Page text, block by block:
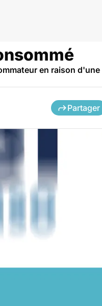
en raison d'une
Partager